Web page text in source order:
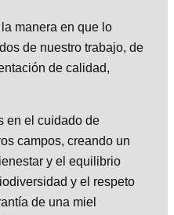
manera en que lo
de nuestro trabajo, de
de calidad,
en el cuidado de
campos, creando un
y el equilibrio
y el respeto
de una miel